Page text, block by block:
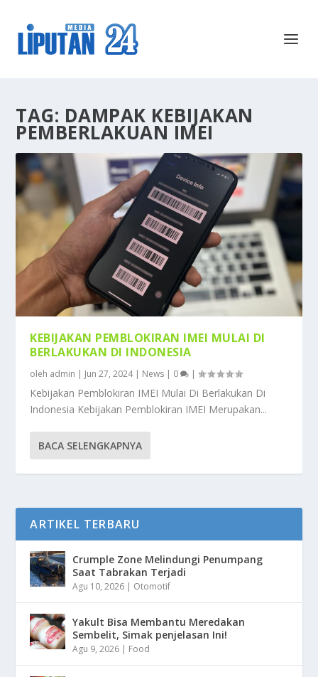
TAG: DAMPAK KEBIJAKAN
PEMBERLAKUAN IMEI
KEBIJAKAN PEMBLOKIRAN IMEI MULAI DI
BERLAKUKAN DI INDONESIA
oleh admin | Jun 27, 2024| News | 0 |
Kebijakan Pemblokiran IMEI Mulai Di Berlakukan Di
Indonesia Kebijakan Pemblokiran IMEI Merupakan...
BACA SELENGKAPNYA
ARTIKEL TERBARU
Crumple Zone Melindungi Penumpang
Saat Tabrakan Terjadi
Agu 10, 2026 | Otomotif
Yakult Bisa Membantu Meredakan
Sembelit, Simak penjelasan Ini!
Agu 9, 2026 | Food